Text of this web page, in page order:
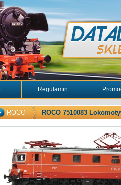
Regulamin
ROCO ROCO 7510083